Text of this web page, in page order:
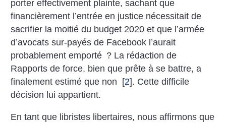
porter effectivement plainte, sachant que
financièrement l’entrée en justice nécessitait de
sacrifier la moitié du budget 2020 et que l’armée
d’avocats sur-payés de Facebook l’aurait
probablement emporté ? La rédaction de
Rapports de force, bien que prête à se battre, a
finalement estimé que non
[2]. Cette difficile
décision lui appartient.
En tant que libristes libertaires, nous affirmons que